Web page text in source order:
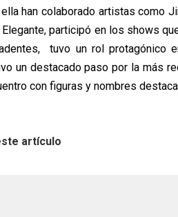
han colaborado artistas como
participó en los shows
tuvo un rol protagónico
un destacado paso por la más
con figuras y nombres
artículo